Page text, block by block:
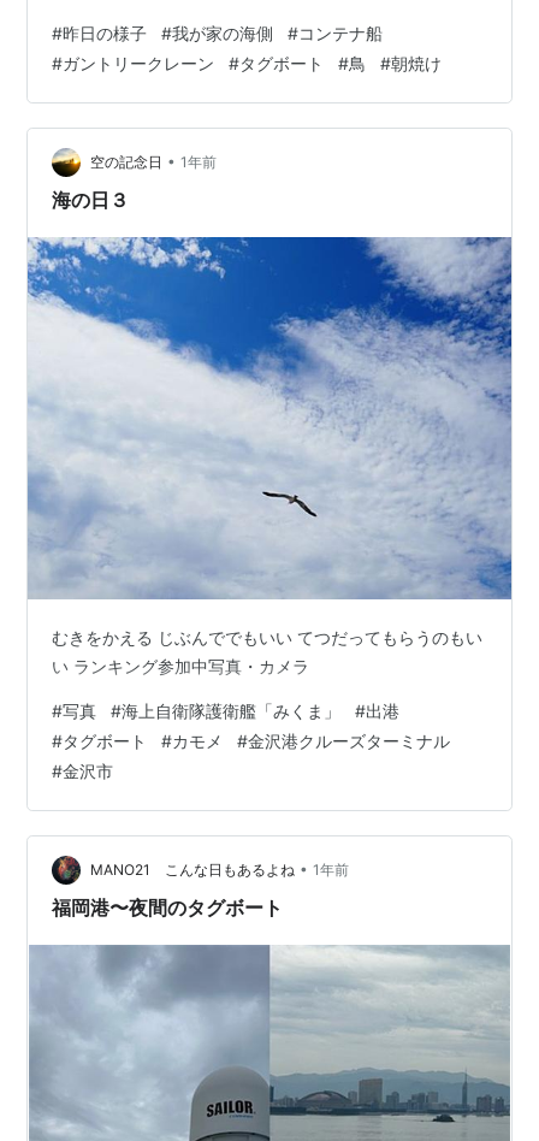
のように見える「ガントリークレーン」の首が立ったま
まなので作業は、まだ始まっていません。ここから「ウ
オッチャー」になりました。 その ③ 「コンテナ船」の
作業が始まったので、他に目をやり「船」や「鳥」など
をパチリしました。 その ④ 入港する「コンテナ船」の
姿は、見られませんでしたが、出港す…
#昨日の様子 #我が家の海側 #コンテナ船
#ガントリークレーン #タグボート #鳥 #朝焼け
空の記念日 • 1年前
海の日３
むきをかえる じぶんででもいい てつだってもらうのもい
い ランキング参加中写真・カメラ
#写真 #海上自衛隊護衛艦「みくま」 #出港
#タグボート #カモメ #金沢港クルーズターミナル
#金沢市
MANO21 こんな日もあるよね • 1年前
福岡港〜夜間のタグボート